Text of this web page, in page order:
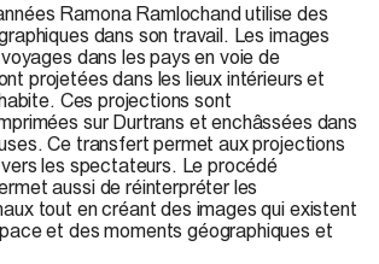
Ramona Ramlochand utilise des
dans son travail. Les images
dans les pays en voie de
projetées dans les lieux intérieurs et
Ces projections sont
sur Durtrans et enchâssées dans
Ce transfert permet aux projections
les spectateurs. Le procédé
aussi de réinterpréter les
tout en créant des images qui existent
et des moments géographiques et